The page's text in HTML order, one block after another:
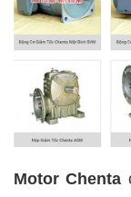
Motor Chenta